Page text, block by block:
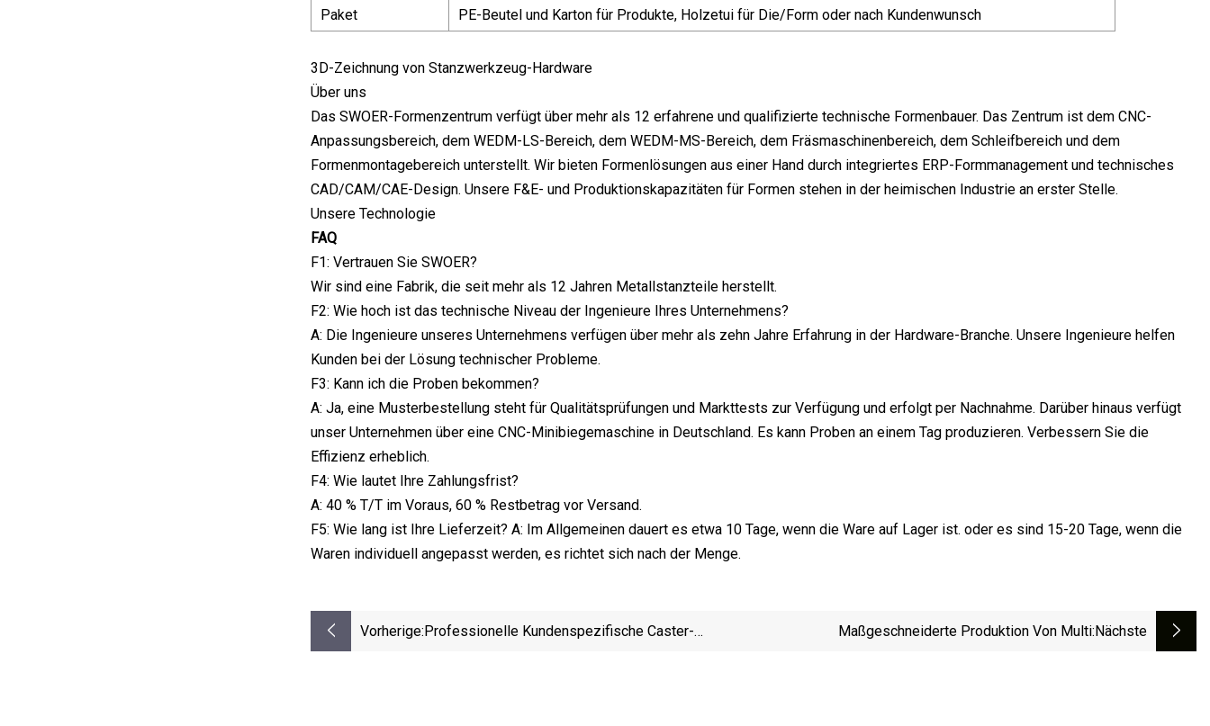
Paket
PE-Beutel und Karton für Produkte, Holzetui für Die/Form oder nach Kundenwunsch
3D-Zeichnung von Stanzwerkzeug-Hardware
Über uns
Das SWOER-Formenzentrum verfügt über mehr als 12 erfahrene und qualifizierte technische Formenbauer. Das Zentrum ist dem CNC-
Anpassungsbereich, dem WEDM-LS-Bereich, dem WEDM-MS-Bereich, dem Fräsmaschinenbereich, dem Schleifbereich und dem
Formenmontagebereich unterstellt. Wir bieten Formenlösungen aus einer Hand durch integriertes ERP-Formmanagement und technisches
CAD/CAM/CAE-Design. Unsere F&E- und Produktionskapazitäten für Formen stehen in der heimischen Industrie an erster Stelle.
Unsere Technologie
FAQ
F1: Vertrauen Sie SWOER?
Wir sind eine Fabrik, die seit mehr als 12 Jahren Metallstanzteile herstellt.
F2: Wie hoch ist das technische Niveau der Ingenieure Ihres Unternehmens?
A: Die Ingenieure unseres Unternehmens verfügen über mehr als zehn Jahre Erfahrung in der Hardware-Branche. Unsere Ingenieure helfen
Kunden bei der Lösung technischer Probleme.
F3: Kann ich die Proben bekommen?
A: Ja, eine Musterbestellung steht für Qualitätsprüfungen und Markttests zur Verfügung und erfolgt per Nachnahme. Darüber hinaus verfügt
unser Unternehmen über eine CNC-Minibiegemaschine in Deutschland. Es kann Proben an einem Tag produzieren. Verbessern Sie die
Effizienz erheblich.
F4: Wie lautet Ihre Zahlungsfrist?
A: 40 % T/T im Voraus, 60 % Restbetrag vor Versand.
F5: Wie lang ist Ihre Lieferzeit? A: Im Allgemeinen dauert es etwa 10 Tage, wenn die Ware auf Lager ist. oder es sind 15-20 Tage, wenn die
Waren individuell angepasst werden, es richtet sich nach der Menge.
Vorherige:Professionelle Kundenspezifische Caster-
Maßgeschneiderte Produktion Von Multi:nächste